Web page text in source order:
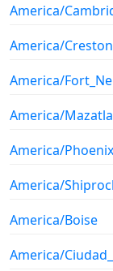
America/
America/Creston
America/
America/
America/Phoenix
America/
America/Boise
America/